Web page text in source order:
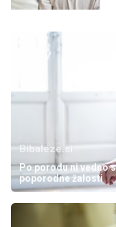
Bibaleze.si
Po porodu ni vedno
poporodne žalosti